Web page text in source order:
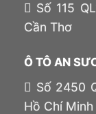
Số 115
Cần Thơ
Ô TÔ AN
Số 2450
Hồ Chí Minh